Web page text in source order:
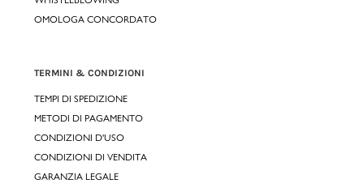
OMOLOGA CONCORDATO
TERMINI & CONDIZIONI
TEMPI DI SPEDIZIONE
METODI DI PAGAMENTO
CONDIZIONI D'USO
CONDIZIONI DI VENDITA
GARANZIA LEGALE